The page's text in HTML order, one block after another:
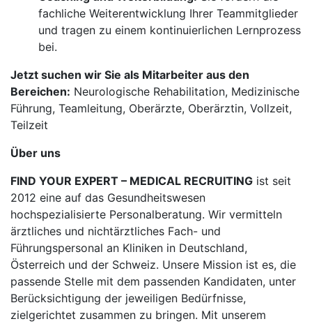
fachliche Weiterentwicklung Ihrer Teammitglieder
und tragen zu einem kontinuierlichen Lernprozess
bei.
Jetzt suchen wir Sie als Mitarbeiter aus den
Bereichen: Neurologische Rehabilitation, Medizinische
Führung, Teamleitung, Oberärzte, Oberärztin, Vollzeit,
Teilzeit
Über uns
FIND YOUR EXPERT – MEDICAL RECRUITING ist seit
2012 eine auf das Gesundheitswesen
hochspezialisierte Personalberatung. Wir vermitteln
ärztliches und nichtärztliches Fach- und
Führungspersonal an Kliniken in Deutschland,
Österreich und der Schweiz. Unsere Mission ist es, die
passende Stelle mit dem passenden Kandidaten, unter
Berücksichtigung der jeweiligen Bedürfnisse,
zielgerichtet zusammen zu bringen. Mit unserem